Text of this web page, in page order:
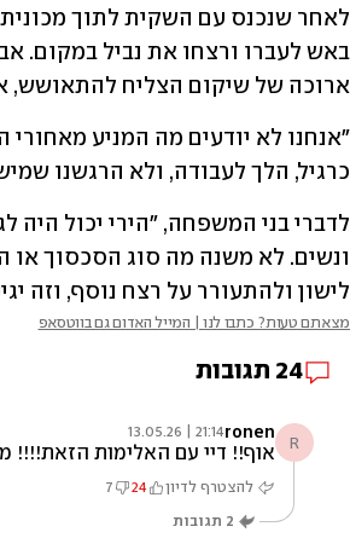
ארוכה של שיקום הצליח להתאושש,
כרגיל, הלך לעבודה, ולא הרגשנו
לישון ולהתעורר על רצח נוסף, וזה
מצאתם טעות? כתבו לנו | המייל האדום גם בווטסאפ
24 תגובות
R
ronen
21:14 | 13.05.26
אוף!! דיי עם האלימות הזאת!!!!
להצטרף לדיון 24
7
2 תגובות